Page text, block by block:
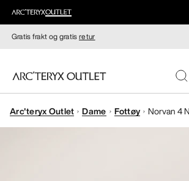
Gratis frakt og gratisretur
DAMER
Arc'teryx Outlet Dame Fottøy Norvan 4